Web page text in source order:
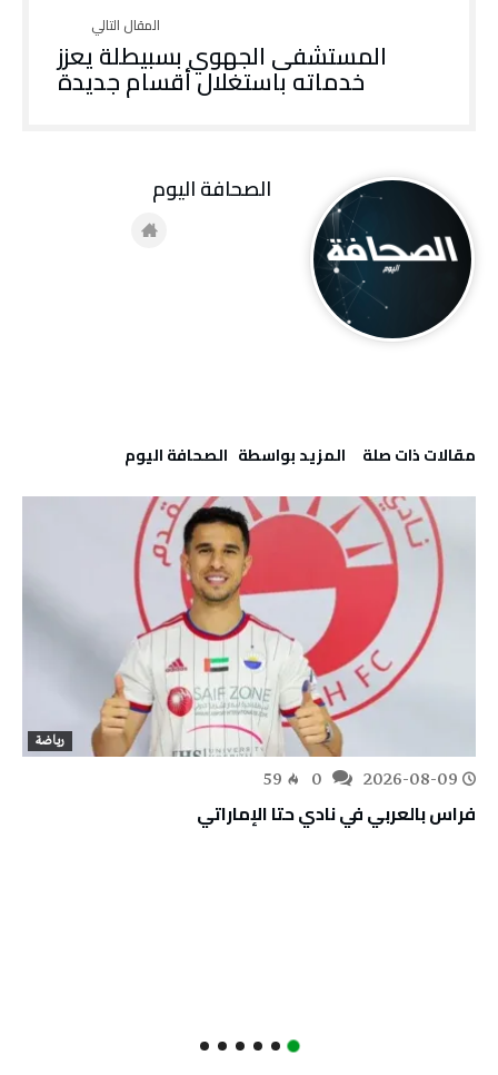
المستشفى الجهوي بسبيطلة يعزز
خدماته باستغلال أقسام جديدة
‫مقالات ذات صلة‬ ‫‫المزيد بواسطة‬ ‬ ‭ ‬الصحافة‭ ‬اليوم
رياضة
2026-08-09
59
فراس بالعربي في نادي حتا الإماراتي